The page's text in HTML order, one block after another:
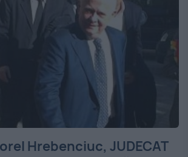
Hrebenciuc, JUDECAT